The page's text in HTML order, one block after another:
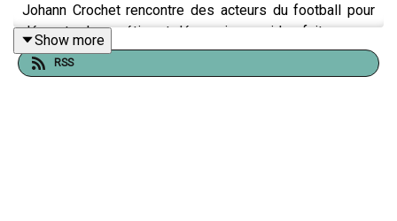
Johann Crochet rencontre des acteurs du football pour
décrypter leur métier et découvrir ce qui les fait avancer
au quotidien. Lors de ces interviews, ils discutent de leur
métier pour mieux le décoder. L’idée est de donner des
Show more
RSS